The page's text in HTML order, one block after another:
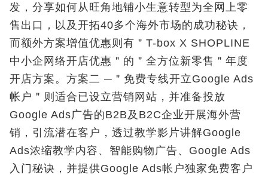
发，分享如何从旺角地铺小生意转型为全网上零
售出口，以及开拓40多个海外市场的成功秘诀，
而额外方案增值优惠则有＂T-box X SHOPLINE
中小企网络开店优惠＂的＂全方位新零售＂年度
开店方案。方案二 ─＂免费专线开立Google Ads
帐户＂则适合已设立营销网站，并准备投放
Google Ads广告的B2B及B2C企业开展海外营
销，引流潜在客户，透过教学影片讲解Google
Ads浓缩教学内容、智能购物广告、Google Ads
入门秘诀，并提供Google Ads帐户独家免费客户